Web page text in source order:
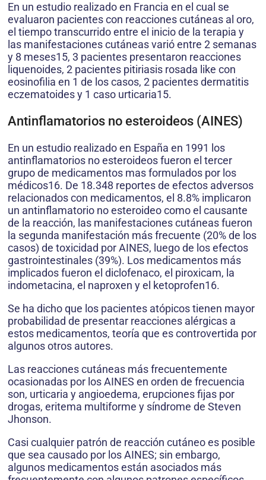
En un estudio realizado en Francia en el cual se
evaluaron pacientes con reacciones cutáneas al oro,
el tiempo transcurrido entre el inicio de la terapia y
las manifestaciones cutáneas varió entre 2 semanas
y 8 meses15, 3 pacientes presentaron reacciones
liquenoides, 2 pacientes pitiriasis rosada like con
eosinofilia en 1 de los casos, 2 pacientes dermatitis
eczematoides y 1 caso urticaria15.
Antinflamatorios no esteroideos (AINES)
En un estudio realizado en España en 1991 los
antinflamatorios no esteroideos fueron el tercer
grupo de medicamentos mas formulados por los
médicos16. De 18.348 reportes de efectos adversos
relacionados con medicamentos, el 8.8% implicaron
un antinflamatorio no esteroideo como el causante
de la reacción, las manifestaciones cutáneas fueron
la segunda manifestación más frecuente (20% de los
casos) de toxicidad por AINES, luego de los efectos
gastrointestinales (39%). Los medicamentos más
implicados fueron el diclofenaco, el piroxicam, la
indometacina, el naproxen y el ketoprofen16.
Se ha dicho que los pacientes atópicos tienen mayor
probabilidad de presentar reacciones alérgicas a
estos medicamentos, teoría que es controvertida por
algunos otros autores.
Las reacciones cutáneas más frecuentemente
ocasionadas por los AINES en orden de frecuencia
son, urticaria y angioedema, erupciones fijas por
drogas, eritema multiforme y síndrome de Steven
Jhonson.
Casi cualquier patrón de reacción cutáneo es posible
que sea causado por los AINES; sin embargo,
algunos medicamentos están asociados más